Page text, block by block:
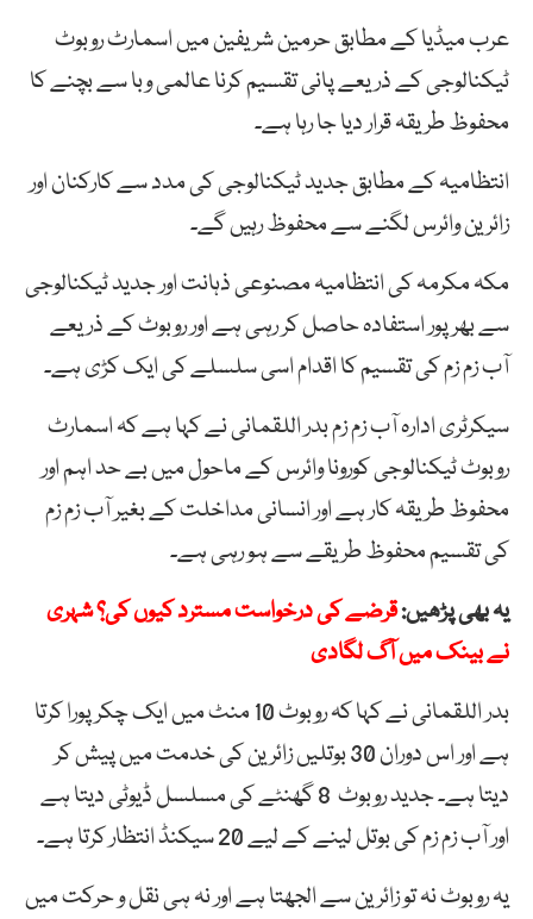
عرب میڈیا کے مطابق حرمین شریفین میں اسمارٹ روبوٹ
ٹیکنالوجی کے ذریعے پانی تقسیم کرنا عالمی وبا سے بچنے کا
محفوظ طریقہ قرار دیا جا رہا ہے۔
انتظامیہ کے مطابق جدید ٹیکنالوجی کی مدد سے کارکنان اور
زائرین وائرس لگنے سے محفوظ رہیں گے۔
مکہ مکرمہ کی انتظامیہ مصنوعی ذہانت اور جدید ٹیکنالوجی
سے بھرپور استفادہ حاصل کر رہی ہے اور روبوٹ کے ذریعے
آب زم زم کی تقسیم کا اقدام اسی سلسلے کی ایک کڑی ہے۔
سیکرٹری ادارہ آب زم زم بدر اللقمانی نے کہا ہے کہ اسمارٹ
روبوٹ ٹیکنالوجی کورونا وائرس کے ماحول میں بے حد اہم اور
محفوظ طریقہ کار ہے اور انسانی مداخلت کے بغیر آب زم زم
کی تقسیم محفوظ طریقے سے ہو رہی ہے۔
یہ بھی پڑھیں:قرضے کی درخواست مسترد کیوں کی؟ شہری
نے بینک میں آگ لگادی
بدر اللقمانی نے کہا کہ روبوٹ 10 منٹ میں ایک چکر پورا کرتا
ہے اور اس دوران 30 بوتلیں زائرین کی خدمت میں پیش کر
دیتا ہے۔ جدید روبوٹ 8 گھنٹے کی مسلسل ڈیوٹی دیتا ہے
اور آب زم زم کی بوتل لینے کے لیے 20 سیکنڈ انتظار کرتا ہے۔
یہ روبوٹ نہ تو زائرین سے الجھتا ہے اور نہ ہی نقل و حرکت میں